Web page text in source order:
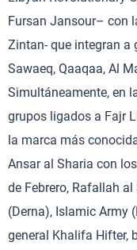
Fursan Jansour– con
Zintan- que integran a
Sawaeq, Qaaqaa, Al
Simultáneamente, en
grupos ligados a Fajr
la marca más
Ansar al Sharia con
de Febrero, Rafallah
(Derna), Islamic Army
general Khalifa Hifter,